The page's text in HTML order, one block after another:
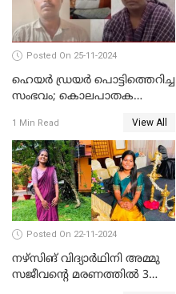
Posted On 25-11-2024
ഹെയര്‍ ഡ്രയര്‍ പൊട്ടിത്തെറിച്ച
സംഭവം; കൊലപാതക
ചെയ്തു
1 Min Read View All
Posted On 22-11-2024
നഴ്സിങ് വിദ്യാര്‍ഥിനി അമ്മു
സജീവന്റെ മരണത്തില്‍ 3